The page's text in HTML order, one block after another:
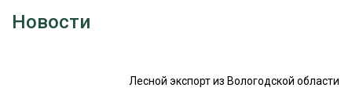
Новости
Лесной экспорт из Вологодской области